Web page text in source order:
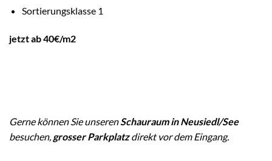
Sortierungsklasse 1
jetzt ab 40€/m2
Gerne können Sie unserenSchauraum in Neusiedl/See
besuchen, grosser Parkplatzdirekt vor dem Eingang.